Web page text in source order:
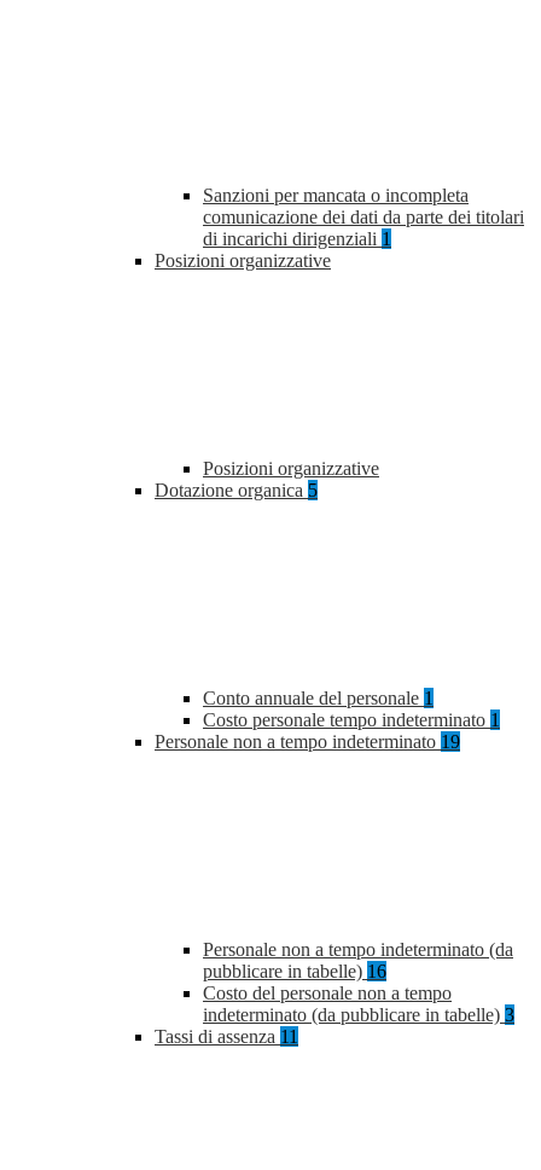
Sanzioni per mancata o incompleta
comunicazione dei dati da parte dei titolari
di incarichi dirigenziali 1
Posizioni organizzative
Posizioni organizzative
Dotazione organica 5
Conto annuale del personale 1
Costo personale tempo indeterminato 1
Personale non a tempo indeterminato 19
Personale non a tempo indeterminato (da
pubblicare in tabelle) 16
Costo del personale non a tempo
indeterminato (da pubblicare in tabelle) 3
Tassi di assenza 11